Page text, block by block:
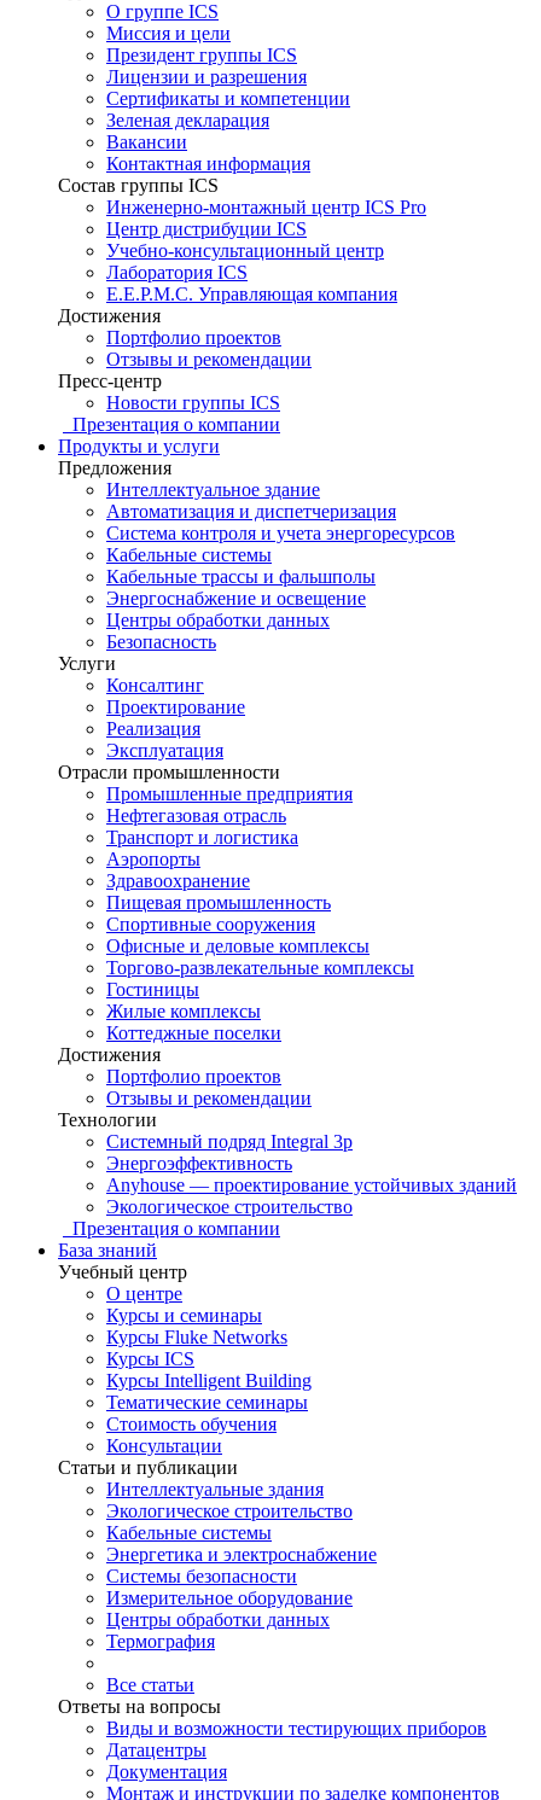
О группе ICS
Миссия и цели
Президент группы ICS
Лицензии и разрешения
Сертификаты и компетенции
Зеленая декларация
Вакансии
Контактная информация
Состав группы ICS
Инженерно-монтажный центр ICS Pro
Центр дистрибуции ICS
Учебно-консультационный центр
Лаборатория ICS
E.E.P.M.C. Управляющая компания
Достижения
Портфолио проектов
Отзывы и рекомендации
Пресс-центр
Новости группы ICS
Презентация о компании
Продукты и услуги
Предложения
Интеллектуальное здание
Автоматизация и диспетчеризация
Система контроля и учета энергоресурсов
Кабельные системы
Кабельные трассы и фальшполы
Энергоснабжение и освещение
Центры обработки данных
Безопасность
Услуги
Консалтинг
Проектирование
Реализация
Эксплуатация
Отрасли промышленности
Промышленные предприятия
Нефтегазовая отрасль
Транспорт и логистика
Аэропорты
Здравоохранение
Пищевая промышленность
Спортивные сооружения
Офисные и деловые комплексы
Торгово-развлекательные комплексы
Гостиницы
Жилые комплексы
Коттеджные поселки
Достижения
Портфолио проектов
Отзывы и рекомендации
Технологии
Системный подряд Integral 3p
Энергоэффективность
Anyhouse — проектирование устойчивых зданий
Экологическое строительство
Презентация о компании
База знаний
Учебный центр
О центре
Курсы и семинары
Курсы Fluke Networks
Курсы ICS
Курсы Intelligent Building
Тематические семинары
Стоимость обучения
Консультации
Статьи и публикации
Интеллектуальные здания
Экологическое строительство
Кабельные системы
Энергетика и электроснабжение
Системы безопасности
Измерительное оборудование
Центры обработки данных
Термография
Все статьи
Ответы на вопросы
Виды и возможности тестирующих приборов
Датацентры
Документация
Монтаж и инструкции по заделке компонентов